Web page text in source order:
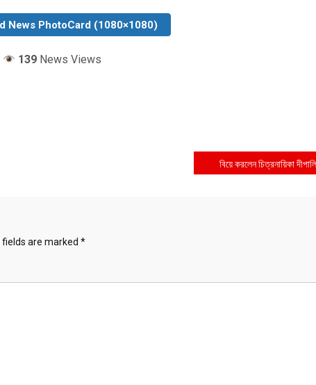
News PhotoCard (1080×1080)
139News Views
বিয়ে করলেন চিত্রনায়িকা দীপালি
fields are marked *